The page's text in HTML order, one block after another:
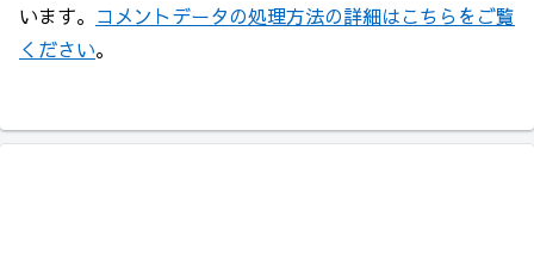
います。 コメントデータの処理方法の詳細はこちらをご覧
ください。